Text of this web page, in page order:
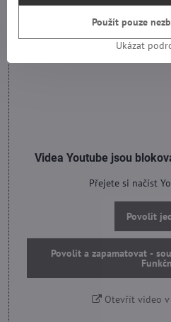
Videa Youtube jsou
Přejete si načíst
Povolit
Povolit a zapamatovat -
Otevřít video
Ukázat
Použít pouze